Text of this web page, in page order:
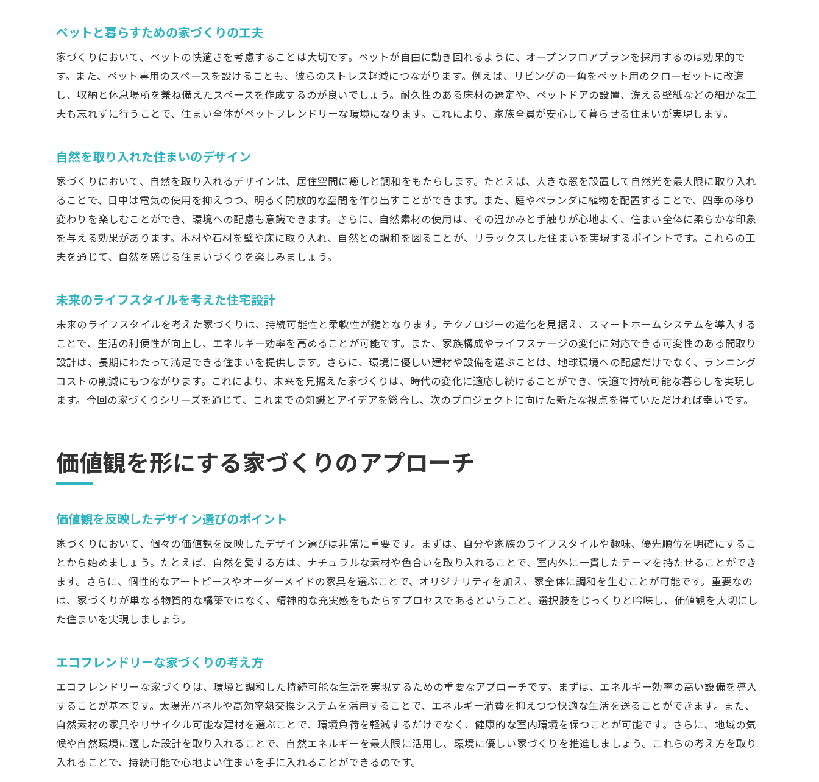
メンテナンスしやすい家の特徴
耐久性のある素材選びのポイント
時代を超えるデザインの取り入れ方
家づくりプロセスで楽しさを発見するステップ
家づくりの各ステップを理解する
設計段階での楽しみ方
引っ越し後の生活を楽しむ方法
家づくりにおけるアイデアの実践法
インスピレーションを具体化するプロセス
プロフェッショナルとのアイデア共有の仕方
コンセプトを明確にするためのワークショップ
実現可能なアイデアを選ぶためのチェックポイント
スケジュール管理でストレスを減らす
コミュニケーションを円滑にする方法
リスクを回避するための事前調査
ペットと暮らすための家づくりの工夫
家づくりにおいて、ペットの快適さを考慮することは大切です。ペットが自由に動き回れるように、オープンフロアプランを採用するのは効果的で
す。また、ペット専用のスペースを設けることも、彼らのストレス軽減につながります。例えば、リビングの一角をペット用のクローゼットに改造
し、収納と休息場所を兼ね備えたスペースを作成するのが良いでしょう。耐久性のある床材の選定や、ペットドアの設置、洗える壁紙などの細かな工
夫も忘れずに行うことで、住まい全体がペットフレンドリーな環境になります。これにより、家族全員が安心して暮らせる住まいが実現します。
自然を取り入れた住まいのデザイン
家づくりにおいて、自然を取り入れるデザインは、居住空間に癒しと調和をもたらします。たとえば、大きな窓を設置して自然光を最大限に取り入れ
ることで、日中は電気の使用を抑えつつ、明るく開放的な空間を作り出すことができます。また、庭やベランダに植物を配置することで、四季の移り
変わりを楽しむことができ、環境への配慮も意識できます。さらに、自然素材の使用は、その温かみと手触りが心地よく、住まい全体に柔らかな印象
を与える効果があります。木材や石材を壁や床に取り入れ、自然との調和を図ることが、リラックスした住まいを実現するポイントです。これらの工
夫を通じて、自然を感じる住まいづくりを楽しみましょう。
未来のライフスタイルを考えた住宅設計
未来のライフスタイルを考えた家づくりは、持続可能性と柔軟性が鍵となります。テクノロジーの進化を見据え、スマートホームシステムを導入する
ことで、生活の利便性が向上し、エネルギー効率を高めることが可能です。また、家族構成やライフステージの変化に対応できる可変性のある間取り
設計は、長期にわたって満足できる住まいを提供します。さらに、環境に優しい建材や設備を選ぶことは、地球環境への配慮だけでなく、ランニング
コストの削減にもつながります。これにより、未来を見据えた家づくりは、時代の変化に適応し続けることができ、快適で持続可能な暮らしを実現し
ます。今回の家づくりシリーズを通じて、これまでの知識とアイデアを総合し、次のプロジェクトに向けた新たな視点を得ていただければ幸いです。
価値観を形にする家づくりのアプローチ
価値観を反映したデザイン選びのポイント
家づくりにおいて、個々の価値観を反映したデザイン選びは非常に重要です。まずは、自分や家族のライフスタイルや趣味、優先順位を明確にするこ
とから始めましょう。たとえば、自然を愛する方は、ナチュラルな素材や色合いを取り入れることで、室内外に一貫したテーマを持たせることができ
ます。さらに、個性的なアートピースやオーダーメイドの家具を選ぶことで、オリジナリティを加え、家全体に調和を生むことが可能です。重要なの
は、家づくりが単なる物質的な構築ではなく、精神的な充実感をもたらすプロセスであるということ。選択肢をじっくりと吟味し、価値観を大切にし
た住まいを実現しましょう。
エコフレンドリーな家づくりの考え方
エコフレンドリーな家づくりは、環境と調和した持続可能な生活を実現するための重要なアプローチです。まずは、エネルギー効率の高い設備を導入
することが基本です。太陽光パネルや高効率熱交換システムを活用することで、エネルギー消費を抑えつつ快適な生活を送ることができます。また、
自然素材の家具やリサイクル可能な建材を選ぶことで、環境負荷を軽減するだけでなく、健康的な室内環境を保つことが可能です。さらに、地域の気
候や自然環境に適した設計を取り入れることで、自然エネルギーを最大限に活用し、環境に優しい家づくりを推進しましょう。これらの考え方を取り
入れることで、持続可能で心地よい住まいを手に入れることができるのです。